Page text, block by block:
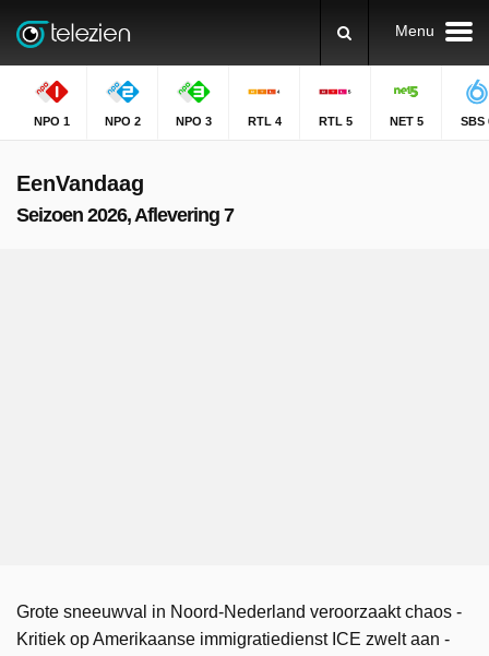
Menu
NPO 1 NPO 2 NPO 3 RTL 4 RTL 5 NET 5 SBS
EenVandaag
Seizoen 2026, Aflevering 7
Grote sneeuwval in Noord-Nederland veroorzaakt chaos -
Kritiek op Amerikaanse immigratiedienst ICE zwelt aan -